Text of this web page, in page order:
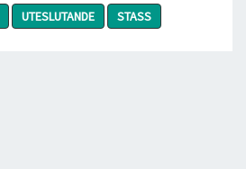
UTESLUTANDE STASS